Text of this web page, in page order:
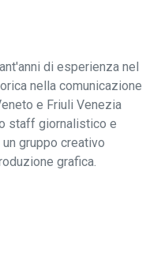
di esperienza nel
nella comunicazione
e Friuli Venezia
staff giornalistico e
gruppo creativo
grafica.